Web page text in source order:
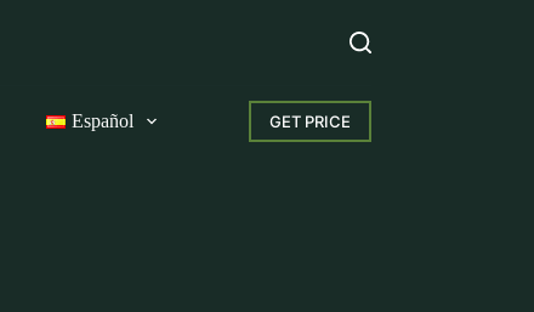
Español GET PRICE